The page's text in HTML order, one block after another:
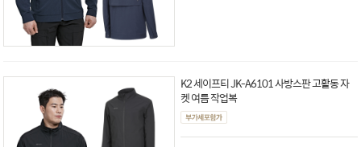
K2 세이프티 JK-A6101 사방스판 고활동 자
켓 여름 작업복